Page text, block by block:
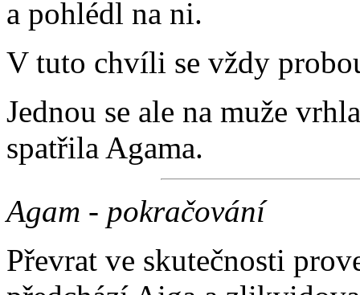
a pohlédl na ni.
V tuto chvíli se vždy
Jednou se ale na muže
spatřila Agama.
Agam - pokračování
Převrat ve skutečnosti